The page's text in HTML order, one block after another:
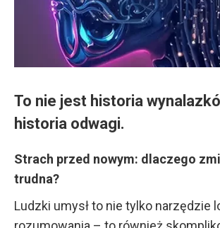
To nie jest historia
historia odwagi.
Strach przed nowym: dlaczego
trudna?
Ludzki umysł to nie tylko narzędzie